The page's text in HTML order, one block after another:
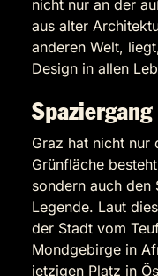
nicht nur an der
aus alter
anderen Welt,
Design in allen
Graz hat nicht nur
Grünfläche
sondern auch den
Legende. Laut
der Stadt vom
Mondgebirge in
jetzigen Platz in